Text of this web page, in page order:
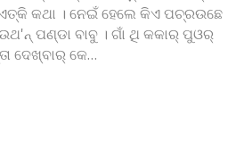
କଥା । ନେଇଁ ହେଲେ କିଏ ପଚ୍‌ରଉଛେ
ପଣ୍ଡା ବାବୁ । ଗାଁ ଥି କକାର୍‌ ପୁଓର୍‌
ଦେଖ୍‌ବାର୍‌ କେ…